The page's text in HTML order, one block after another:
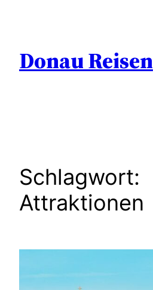
Donau Reisen
Schlagwort:
Attraktionen